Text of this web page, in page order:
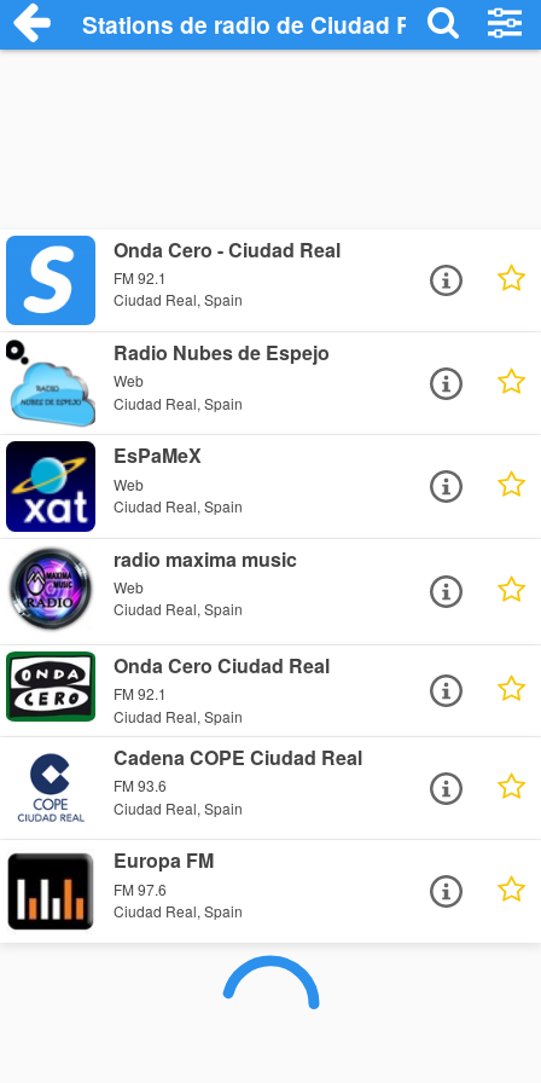
Stations de radio de Ciudad Real
Onda Cero - Ciudad Real
FM 92.1
Ciudad Real, Spain
Radio Nubes de Espejo
Web
Ciudad Real, Spain
EsPaMeX
Web
Ciudad Real, Spain
radio maxima music
Web
Ciudad Real, Spain
Onda Cero Ciudad Real
FM 92.1
Ciudad Real, Spain
Cadena COPE Ciudad Real
FM 93.6
Ciudad Real, Spain
Europa FM
FM 97.6
Ciudad Real, Spain